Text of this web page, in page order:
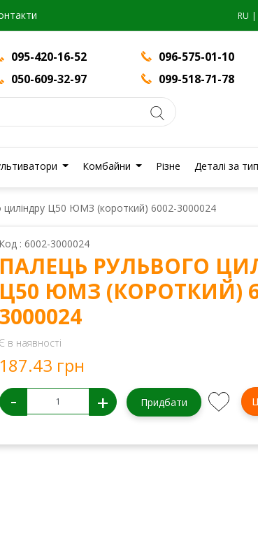
RU
095-420-16-52
096-575-01-10
050-609-32-97 099-518-71-78
Комбайни Різне Деталі за
циліндру Ц50 ЮМЗ (короткий) 6002-3000024
Код : 6002-3000024
ПАЛЕЦЬ РУЛЬВОГО
Ц50 ЮМЗ (КОРОТКИЙ)
3000024
Є в наявності
187.43 грн
- + Придбати